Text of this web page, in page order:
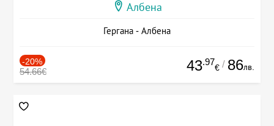
Албена
Гергана - Албена
-20%
54.66€ 43.97
€ / 86лв.